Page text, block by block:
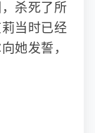
杀死了所
当时已经
她发誓，